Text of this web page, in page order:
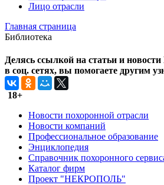
Лицо отрасли
Главная страница
Библиотека
Делясь ссылкой на статьи и
в соц. сетях, вы помогаете другим
18+
Новости похоронной отрасли
Новости компаний
Профессиональное образование
Энциклопедия
Справочник похоронного
Каталог фирм
Проект "НЕКРОПОЛЬ"